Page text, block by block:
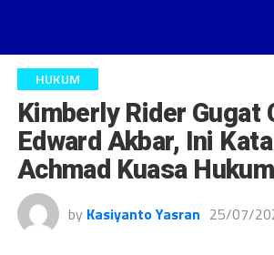
HUKUM
Kimberly Rider Gugat
Edward Akbar, Ini
Achmad Kuasa
by Kasiyanto Yasran 25/07/